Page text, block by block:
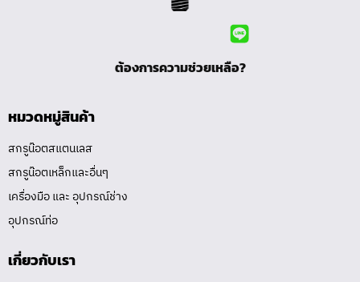
ต้องการความช่วยเหลือ?
หมวดหมู่สินค้า
สกรูน๊อตสแตนเลส
สกรูน๊อตเหล็กและอื่นๆ
เครื่องมือ และ อุปกรณ์ช่าง
อุปกรณ์ท่อ
เกี่ยวกับเรา